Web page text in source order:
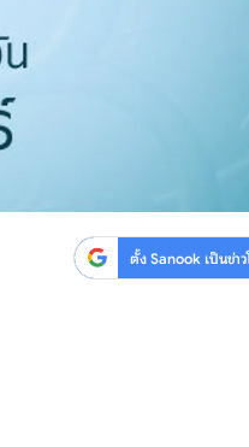
ตั้ง Sanook เป็นข่า